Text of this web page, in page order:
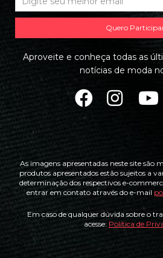
Quero
Aproveite e conheça todas as
notícias de moda
As imagens apresentadas neste site são
produtos apresentados estão sujeitos a
determinação dos respectivos e-
entrar em contato através do e-mail
Em caso de qualquer dúvida sobre o
acesse: Política de